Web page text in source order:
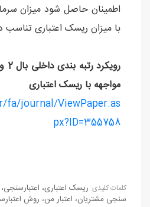
اطمینان حاصل شود میزان
با میزان ریسک اعتباری تناسب
مواجهه با ريسک اعتباری
fa/journal/ViewPaper.as
px?ID=355758
كلمات كليدی: ریسک اعتباری، اعتبارسنجی،
سنجی مشتریان، اعتبار من، روش